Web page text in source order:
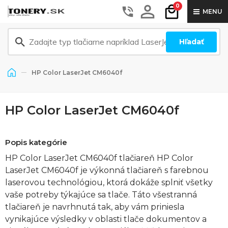
0
MENU
Hľadať
HP Color LaserJet CM6040f
HP Color LaserJet CM6040f
Popis kategórie
HP Color LaserJet CM6040f tlačiareň HP Color
LaserJet CM6040f je výkonná tlačiareň s farebnou
laserovou technológiou, ktorá dokáže splniť všetky
vaše potreby týkajúce sa tlače. Táto všestranná
tlačiareň je navrhnutá tak, aby vám priniesla
vynikajúce výsledky v oblasti tlače dokumentov a